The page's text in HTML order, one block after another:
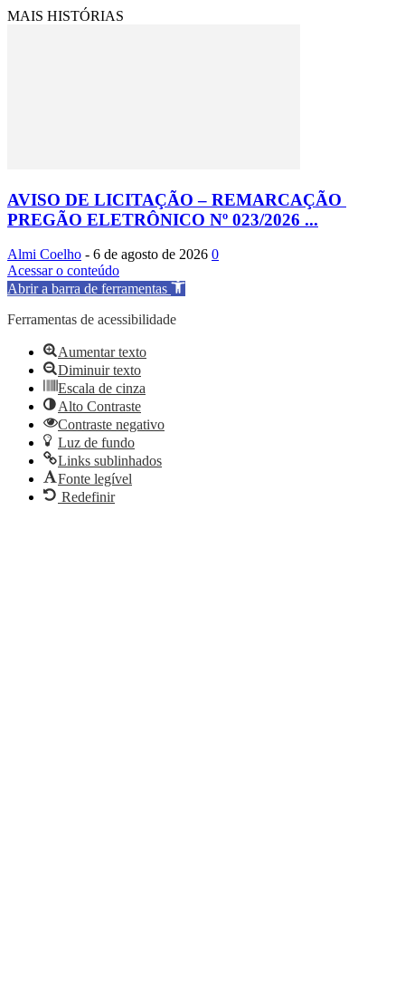
MAIS HISTÓRIAS
AVISO DE LICITAÇÃO – REMARCAÇÃO
PREGÃO ELETRÔNICO Nº 023/2026 ...
Almi Coelho - 6 de agosto de 2026 0
Acessar o conteúdo
Abrir a barra de ferramentas
Ferramentas de acessibilidade
Aumentar texto
Diminuir texto
Escala de cinza
Alto Contraste
Contraste negativo
Luz de fundo
Links sublinhados
Fonte legível
Redefinir